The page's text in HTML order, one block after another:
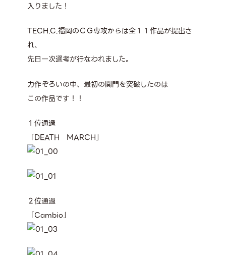
入りました！
TECH.C.福岡のＣＧ専攻からは全１１作品が提出さ
れ、
先日一次選考が行なわれました。
力作ぞろいの中、最初の関門を突破したのは
この作品です！！
１位通過
「DEATH MARCH」
２位通過
「Cambio」